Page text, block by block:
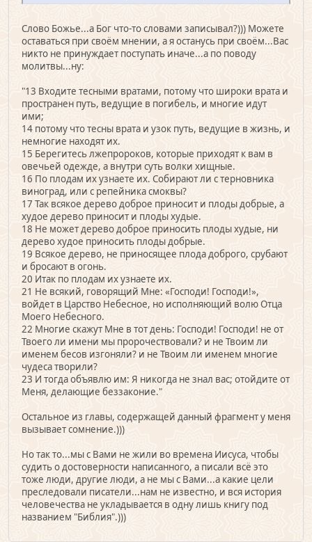
Слово Божье...а Бог что-то словами записывал?))) Можете
оставаться при своём мнении, а я останусь при своём...Вас
никто не принуждает поступать иначе...а по поводу
молитвы...ну:
"13 Входите тесными вратами, потому что широки врата и
пространен путь, ведущие в погибель, и многие идут
ими;
14 потому что тесны врата и узок путь, ведущие в жизнь, и
немногие находят их.
15 Берегитесь лжепророков, которые приходят к вам в
овечьей одежде, а внутри суть волки хищные.
16 По плодам их узнаете их. Собирают ли с терновника
виноград, или с репейника смоквы?
17 Так всякое дерево доброе приносит и плоды добрые, а
худое дерево приносит и плоды худые.
18 Не может дерево доброе приносить плоды худые, ни
дерево худое приносить плоды добрые.
19 Всякое дерево, не приносящее плода доброго, срубают
и бросают в огонь.
20 Итак по плодам их узнаете их.
21 Не всякий, говорящий Мне: «Господи! Господи!»,
войдет в Царство Небесное, но исполняющий волю Отца
Моего Небесного.
22 Многие скажут Мне в тот день: Господи! Господи! не от
Твоего ли имени мы пророчествовали? и не Твоим ли
именем бесов изгоняли? и не Твоим ли именем многие
чудеса творили?
23 И тогда объявлю им: Я никогда не знал вас; отойдите от
Меня, делающие беззаконие."
Остальное из главы, содержащей данный фрагмент у меня
вызывает сомнение.)))
Но так то...мы с Вами не жили во времена Иисуса, чтобы
судить о достоверности написанного, а писали всё это
тоже люди, другие люди, а не мы с Вами...а какие цели
преследовали писатели...нам не известно, и вся история
человечества не укладывается в одну лишь книгу под
названием "Библия".)))